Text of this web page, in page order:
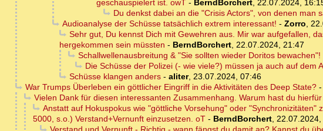
geschauspielert ist. owT - BerndBorchert, 22.07.2024,
Du denkst dabei an die "Crisis Actors", von denen man
Audioanalyse der Schüsse tatsächlich extrem interessant! - Zorro,
Sehr gut, Du kennst Dich mit Gewehren aus. Mir war aufgefallen,
hergekommen sein müssten - BerndBorchert, 22.07.2024, 21:47
Schallwellenausbreitung & "Sie sollten wieder Doritos bewachen"!
Die Schüsse der Polizei (- wie viele?) müssen ja auch auf dem
Schüsse klangen anders- aliter, 23.07.2024, 07:46
War Trumps Überleben ein göttlicher Eingriff in die Aktivitäten des Deep State?-
Vielen Dank für diesen interessanten Zusammenhang. Warum hast du
Anstatt auf Hokuspokus wie "göttliche Vorsehung" oder
5000, s.o.) Verstand+Vernunft einzusetzen. oT - BerndBorchert,